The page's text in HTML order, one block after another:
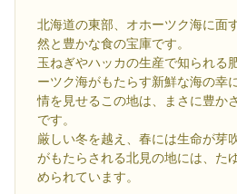
北海道の東部、オホーツク海に面
然と豊かな食の宝庫です。
玉ねぎやハッカの生産で知られる
ーツク海がもたらす新鮮な海の幸
情を見せるこの地は、まさに豊か
です。
厳しい冬を越え、春には生命が芽
がもたらされる北見の地には、た
められています。